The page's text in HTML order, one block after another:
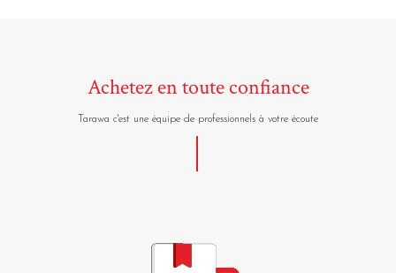
Achetez en toute confiance
Tarawa c'est une équipe de professionnels à votre écoute